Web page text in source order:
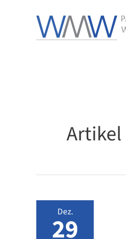
Artikel
Dez.
29